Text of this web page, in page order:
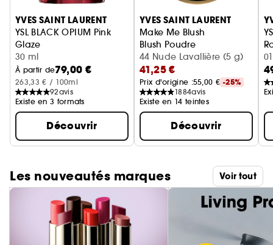
Ignorer le carrousel produits
YVES SAINT LAURENT
YSL BLACK OPIUM Pink
Glaze
Eau de Parfum femme ambrée florale & note de fraise
30 ml
À partir de79,00 €
263,33 € / 100ml
92avis
Existe en 3 formats
Découvrir
YVES SAINT LAURENT
Make Me Blush
Blush Poudre
44 Nude Lavallière (5 g)
41,25 €
Prix d'origine :55,00 € -25%
1884avis
Existe en 14 teintes
Découvrir
Les nouveautés marques Voir tout